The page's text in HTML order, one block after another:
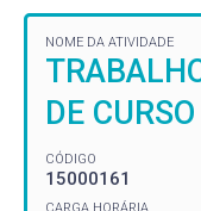
NOME DA ATIVIDADE
DE CURSO
CÓDIGO
15000161
CARGA HORÁRIA